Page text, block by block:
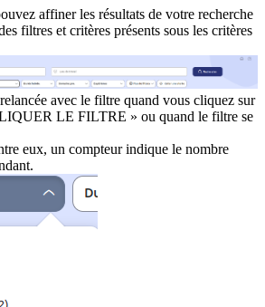
affiner les résultats de votre recherche
filtres et critères présents sous les critères
avec le filtre quand vous cliquez sur
LE FILTRE » ou quand le filtre se
eux, un compteur indique le nombre